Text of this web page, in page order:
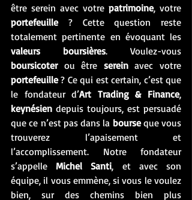
être serein avec votre patrimoine
portefeuille ? Cette question reste
valeurs boursières
boursicoter ou être serein
portefeuille ? Ce qui est certain, c’est que
le fondateur d’Art Trading & Finance
keynésien depuis toujours, est persuadé
que ce n’est pas dans la bourse que vous
trouverez l’apaisement et
l’accomplissement. Notre fondateur
s’appelle Michel Santi, et avec son
équipe, il vous emmène, si vous le voulez
bien, sur des chemins bien plus